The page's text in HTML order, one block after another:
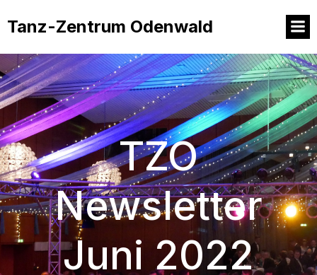
Tanz-Zentrum Odenwald
TZO
Newsletter
Juni 2022